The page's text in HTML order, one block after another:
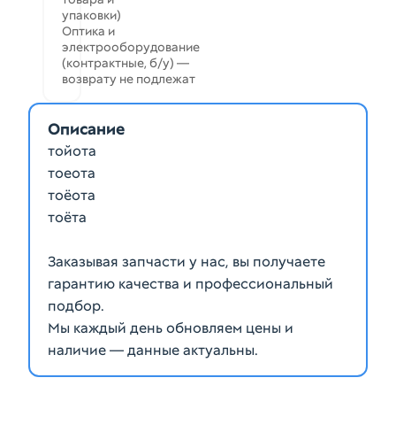
упаковки)
Оптика и
электрооборудование
(контрактные, б/у) —
возврату не подлежат
Описание
тойота
тоеота
тоёота
тоёта
Заказывая запчасти у нас, вы получаете
гарантию качества и профессиональный
подбор.
Мы каждый день обновляем цены и
наличие — данные актуальны.